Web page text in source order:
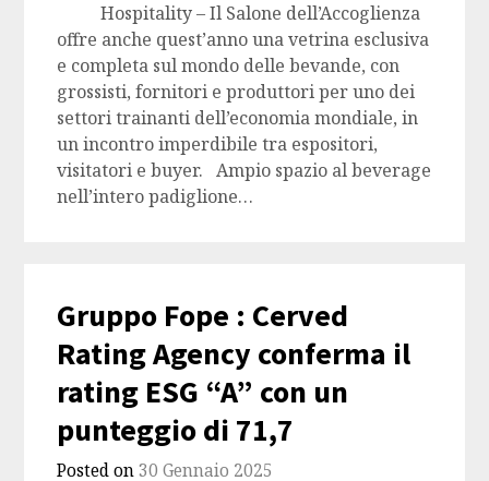
Hospitality – Il Salone dell’Accoglienza
offre anche quest’anno una vetrina esclusiva
e completa sul mondo delle bevande, con
grossisti, fornitori e produttori per uno dei
settori trainanti dell’economia mondiale, in
un incontro imperdibile tra espositori,
visitatori e buyer. Ampio spazio al beverage
nell’intero padiglione…
Gruppo Fope : Cerved
Rating Agency conferma il
rating ESG “A” con un
punteggio di 71,7
Posted on30 Gennaio 2025